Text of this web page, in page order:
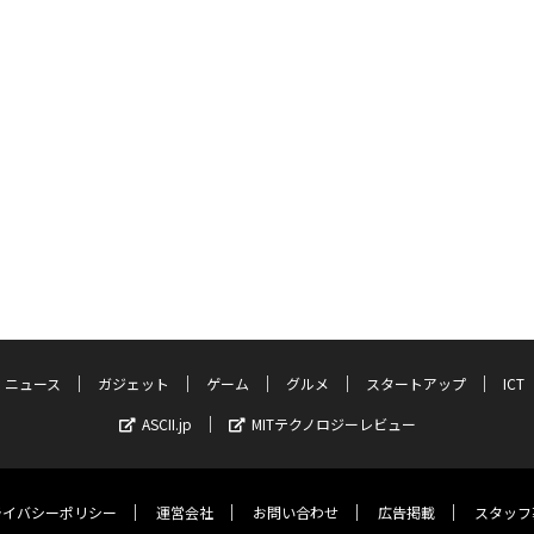
ニュース ガジェット ゲーム グルメ スタートアップ
ICT
ASCII.jp
MITテクノロジーレビュー
バシーポリシー 運営会社 お問い合わせ 広告掲載 スタッ